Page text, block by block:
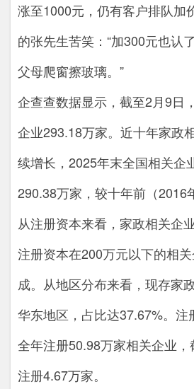
涨至1000元，仍有客户排队加
的张先生苦笑：“加300元也认
父母爬窗擦玻璃。”
企查查数据显示，截至2月9日
企业293.18万家。近十年家政
续增长，2025年末全国相关企
290.38万家，较十年前（2016
从注册资本来看，家政相关企
注册资本在200万元以下的相
成。从地区分布来看，现存家
华东地区，占比达37.67%。注
全年注册50.98万家相关企业
注册4.67万家。